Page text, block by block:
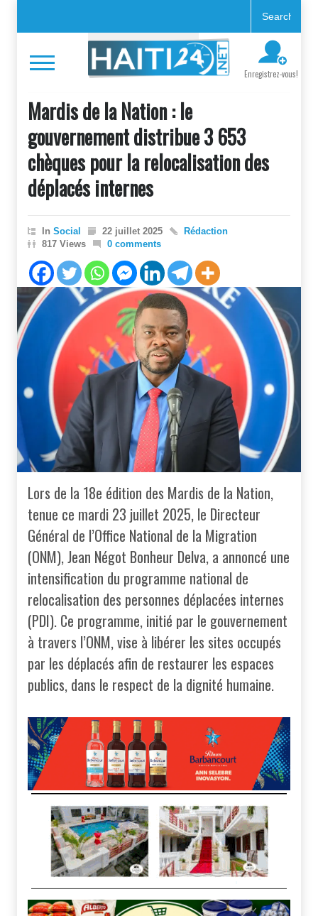
Enregistrez-vous!
Mardis de la Nation : le
gouvernement distribue 3 653
chèques pour la relocalisation des
déplacés internes
In Social 22 juillet 2025
Rédaction
817 Views
0 comments
Lors de la 18e édition des Mardis de la Nation,
tenue ce mardi 23 juillet 2025, le Directeur
Général de l’Office National de la Migration
(ONM), Jean Négot Bonheur Delva, a annoncé une
intensification du programme national de
relocalisation des personnes déplacées internes
(PDI). Ce programme, initié par le gouvernement
à travers l’ONM, vise à libérer les sites occupés
par les déplacés afin de restaurer les espaces
publics, dans le respect de la dignité humaine.